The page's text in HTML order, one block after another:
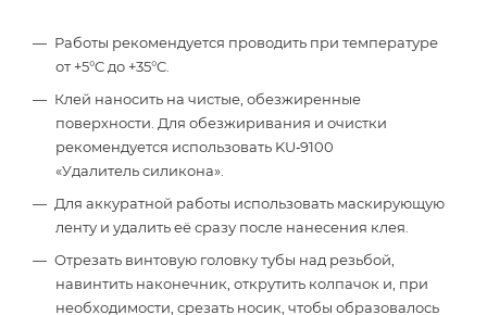
Работы рекомендуется проводить при температуре
от +5°C до +35°C.
Клей наносить на чистые, обезжиренные
поверхности. Для обезжиривания и очистки
рекомендуется использовать KU‑9100
«Удалитель силикона».
Для аккуратной работы использовать маскирующую
ленту и удалить её сразу после нанесения клея.
Отрезать винтовую головку тубы над резьбой,
навинтить наконечник, открутить колпачок и, при
необходимости, срезать носик, чтобы образовалось